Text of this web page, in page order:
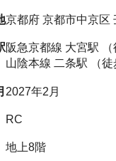
京都府 京都市中京区
阪急京都線 大宮駅 （
山陰本線 二条駅 （徒
2027年2月
RC
地上8階